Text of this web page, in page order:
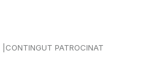
CONTINGUT PATROCINAT